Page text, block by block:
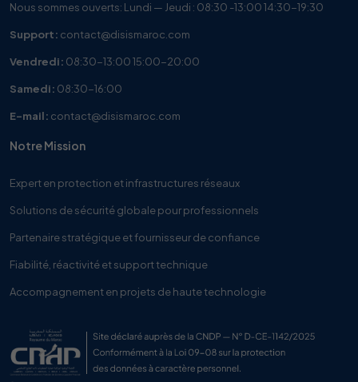
Nous sommes ouverts: Lundi — Jeudi : 08:30 -13:00 14:30-19:30
Support: contact@disismaroc.com
Vendredi: 08:30-13:00 15:00-20:00
Samedi: 08:30-16:00
E-mail: contact@disismaroc.com
Notre Mission
Expert en protection et infrastructures réseaux
Solutions de sécurité globale pour professionnels
Partenaire stratégique et fournisseur de confiance
Fiabilité, réactivité et support technique
Accompagnement en projets de haute technologie